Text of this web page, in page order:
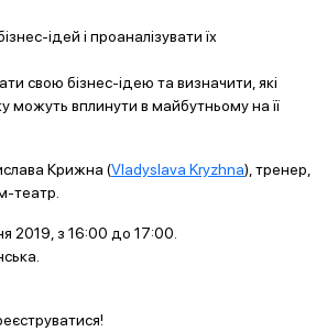
ідей і проаналізувати їх
свою бізнес-ідею та визначити, які
можуть вплинути в майбутньому на її
Крижна (Vladyslava Kryzhna), тренер,
театр.
2019, з 16:00 до 17:00.